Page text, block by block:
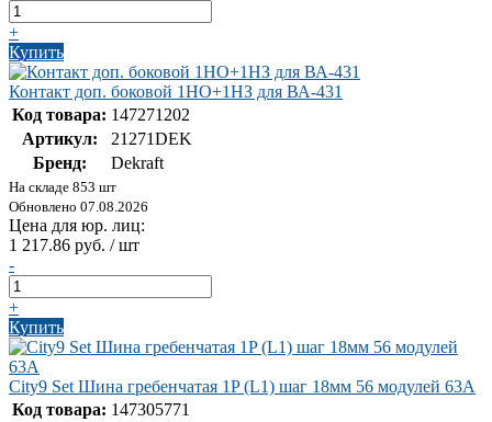
+
Купить
Контакт доп. боковой 1НО+1НЗ для ВА-431
Код товара: 147271202
Артикул:
21271DEK
Бренд:
Dekraft
На складе 853 шт
Обновлено 07.08.2026
Цена для юр. лиц:
1 217.86 руб. / шт
-
+
Купить
City9 Set Шина гребенчатая 1P (L1) шаг 18мм 56 модулей 63А
Код товара: 147305771